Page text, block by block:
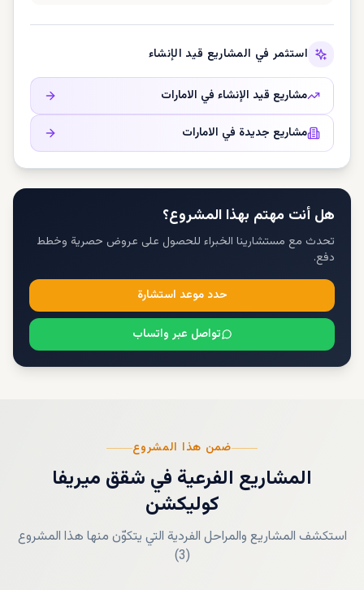
استثمر في المشاريع قيد الإنشاء
مشاريع قيد الإنشاء في الامارات
مشاريع جديدة في الامارات
هل أنت مهتم بهذا المشروع؟
تحدث مع مستشارينا الخبراء للحصول على عروض حصرية وخطط
دفع.
حدد موعد استشارة
تواصل عبر واتساب
ضمن هذا المشروع
المشاريع الفرعية في شقق ميريفا
كوليكشن
استكشف المشاريع والمراحل الفردية التي يتكوّن منها هذا المشروع
(
3
)